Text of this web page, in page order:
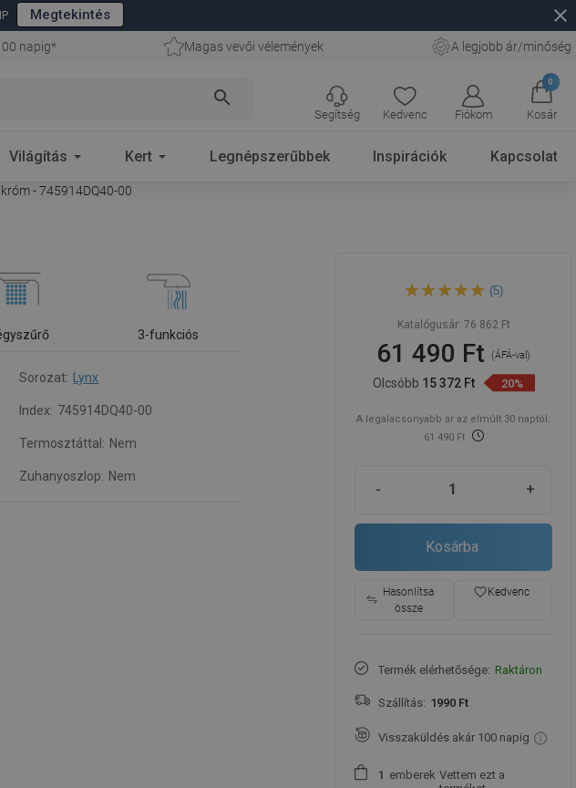
Megtekintés close
napig* Magas vevői vélemények A legjobb ár/minőség
search
Kedvenc Fiókom
0
Kosár
Segítség
Világítás Kert Legnépszerűbbek Inspirációk Kapcsolat
- 745914DQ40-00
3-funkciós
Sorozat: Lynx
Index: 745914DQ40-00
Termosztáttal: Nem
Zuhanyoszlop: Nem
zuhanykészlet, króm -
(5)
Katalógusár: 76 862 Ft
61 490 Ft(ÁFÁ-val)
Olcsóbb 15 372 Ft 20%
A legalacsonyabb ár az elmúlt 30 naptól:
61 490 Ft
- +
Kosárba
Hasonlítsa
össze
favorite_borderKedvenc
Termék elérhetősége: Raktáron
Szállítás: 1990 Ft
Visszaküldés akár 100 napig
1 emberek Vettem ezt a